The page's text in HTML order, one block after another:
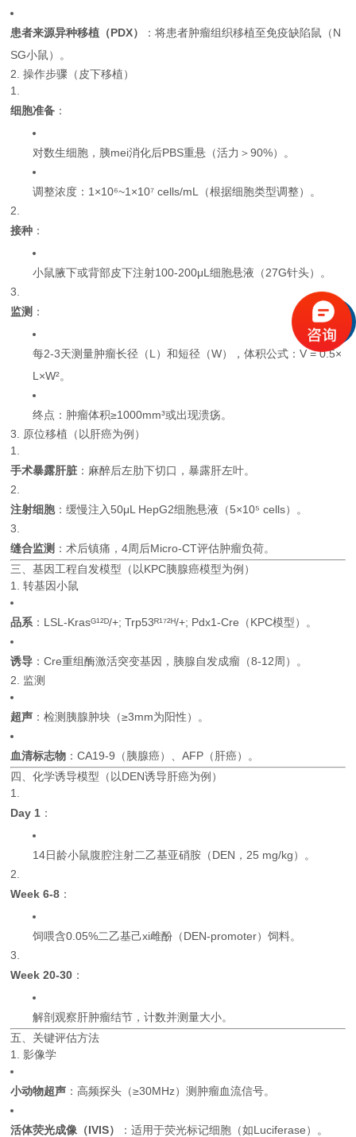
患者来源异种移植（PDX）
：将患者肿瘤组织移植至免疫缺陷鼠（N
SG小鼠）。
2. 操作步骤（皮下移植）
细胞准备 ：
对数生细胞，胰mei消化后PBS重悬（活力＞90%）。
调整浓度：1×10⁶~1×10⁷ cells/mL（根据细胞类型调整）。
接种 ：
小鼠腋下或背部皮下注射100-200μL细胞悬液（27G针头）。
监测 ：
每2-3天测量肿瘤长径（L）和短径（W），体积公式：V = 0.5×
L×W²。
终点：肿瘤体积≥1000mm³或出现溃疡。
3. 原位移植（以肝癌为例）
手术暴露肝脏 ：麻醉后左肋下切口，暴露肝左叶。
注射细胞：缓慢注入50μL HepG2细胞悬液（5×10⁵ cells）。
缝合监测 ：术后镇痛，4周后Micro-CT评估肿瘤负荷。
三、基因工程自发模型（以KPC胰腺癌模型为例）
1. 转基因小鼠
品系 ：LSL-Krasᴳ¹²ᴰ/+; Trp53ᴿ¹⁷²ᴴ/+; Pdx1-Cre（KPC模型）。
诱导 ：Cre重组酶激活突变基因，胰腺自发成瘤（8-12周）。
2. 监测
超声 ：检测胰腺肿块（≥3mm为阳性）。
血清标志物 ：CA19-9（胰腺癌）、AFP（肝癌）。
四、化学诱导模型（以DEN诱导肝癌为例）
Day 1 ：
14日龄小鼠腹腔注射二乙基亚硝胺（DEN，25 mg/kg）。
Week 6-8 ：
饲喂含0.05%二乙基己xi雌酚（DEN-promoter）饲料。
Week 20-30 ：
解剖观察肝肿瘤结节，计数并测量大小。
五、关键评估方法
1. 影像学
小动物超声 ：高频探头（≥30MHz）测肿瘤血流信号。
活体荧光成像（IVIS）
：适用于荧光标记细胞（如Luciferase）。